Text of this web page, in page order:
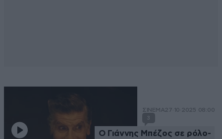
ΣΙΝΕΜΑ27·10·2025 08:00
3
Ο Γιάννης Μπέζος σε ρόλο-